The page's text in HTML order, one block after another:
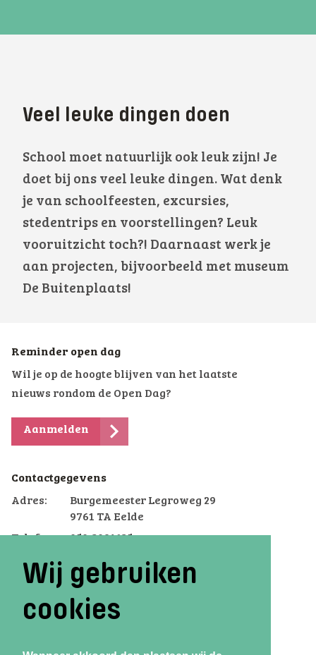
Wij gebruiken
cookies
Veel leuke dingen doen
School moet natuurlijk ook leuk zijn! Je
doet bij ons veel leuke dingen. Wat denk
je van schoolfeesten, excursies,
stedentrips en voorstellingen? Leuk
vooruitzicht toch?! Daarnaast werk je
aan projecten, bijvoorbeeld met museum
De Buitenplaats!
Reminder open dag
Wil je op de hoogte blijven van het laatste
nieuws rondom de Open Dag?
Aanmelden
Contactgegevens
Adres:
Burgemeester Legroweg 29
9761 TA Eelde
Telefoon: 050-3091625
Email:
eelde@voterra.nl